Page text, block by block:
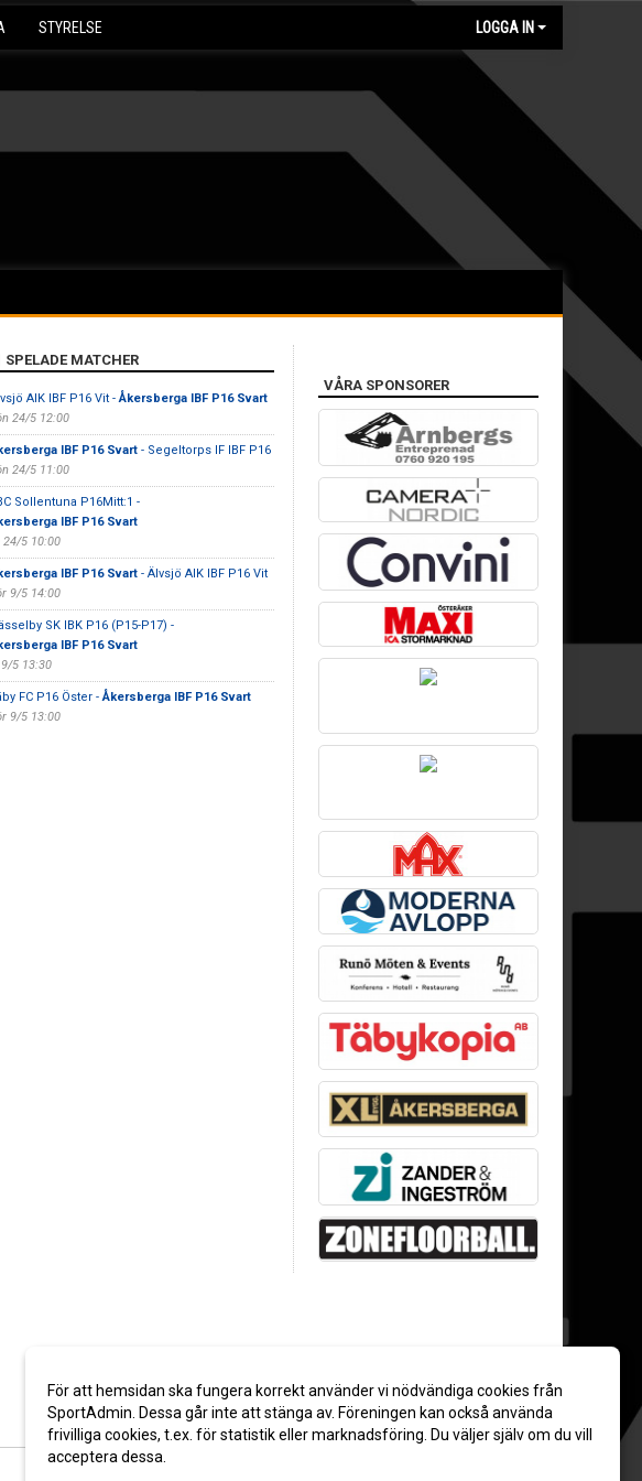
STYRELSE LOGGA IN
SPELADE MATCHER
AIK IBF P16 Vit -Åkersberga IBF P16 Svart
24/5 12:00
IBF P16 Svart- Segeltorps IF IBF P16
24/5 11:00
Sollentuna P16Mitt:1 -
IBF P16 Svart
24/5 10:00
IBF P16 Svart- Älvsjö AIK IBF P16 Vit
9/5 14:00
SK IBK P16 (P15-P17) -
IBF P16 Svart
5 13:30
FC P16 Öster -Åkersberga IBF P16 Svart
9/5 13:00
VÅRA SPONSORER
För att hemsidan ska fungera korrekt använder vi nödvändiga cookies från
SportAdmin. Dessa går inte att stänga av. Föreningen kan också använda
frivilliga cookies, t.ex. för statistik eller marknadsföring. Du väljer själv om du vill
acceptera dessa.